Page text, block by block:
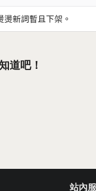
新詞暫且下架。
道吧！
站內